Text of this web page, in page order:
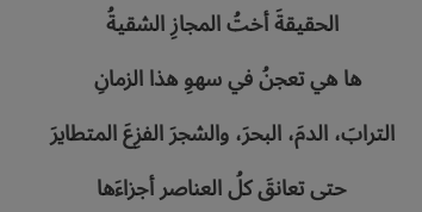
الحقيقةَ‭ ‬أختُ‭ ‬المجازِ‭ ‬الشقيةُ
ها‭ ‬هي‭ ‬تعجنُ‭ ‬في‭ ‬سهوِ‭ ‬هذا‭ ‬الزمانِ‭ ‬‮ ‬
الترابَ،‭ ‬الدمَ،‭ ‬البحرَ،‭ ‬والشجرَ‭ ‬الفزِعَ‭ ‬المتطايرَ
حتى‭ ‬تعانقَ‭ ‬كلُ‭ ‬العناصر‭ ‬أجزاءَها